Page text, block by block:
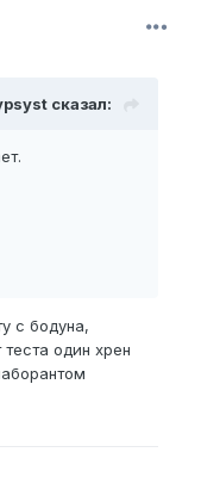
сказал:
с бодуна,
один хрен